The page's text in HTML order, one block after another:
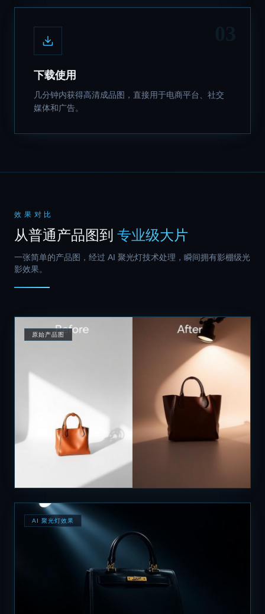
下载使用
几分钟内获得高清成品图，直接用于电商平台、社交
媒体和广告。
效果对比
从普通产品图到 专业级大片
一张简单的产品图，经过 AI 聚光灯技术处理，瞬间拥有影棚级光
影效果。
原始产品图
AI 聚光灯效果